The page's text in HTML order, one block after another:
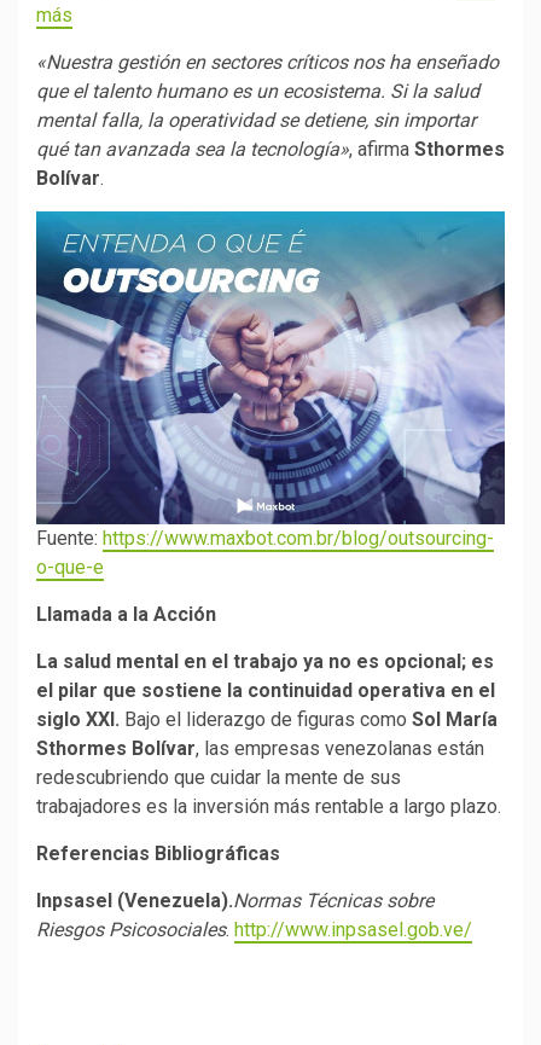
más
«Nuestra gestión en sectores críticos nos ha enseñado
que el talento humano es un ecosistema. Si la salud
mental falla, la operatividad se detiene, sin importar
qué tan avanzada sea la tecnología», afirma Sthormes
Bolívar.
Fuente: https://www.maxbot.com.br/blog/outsourcing-
o-que-e
Llamada a la Acción
La salud mental en el trabajo ya no es opcional; es
el pilar que sostiene la continuidad operativa en el
siglo XXI. Bajo el liderazgo de figuras como Sol María
Sthormes Bolívar, las empresas venezolanas están
redescubriendo que cuidar la mente de sus
trabajadores es la inversión más rentable a largo plazo.
Referencias Bibliográficas
Inpsasel (Venezuela).Normas Técnicas sobre
Riesgos Psicosociales. http://www.inpsasel.gob.ve/